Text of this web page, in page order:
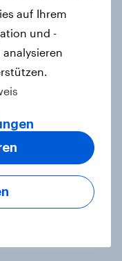
als Partei,
die
auf Ihrem
und -